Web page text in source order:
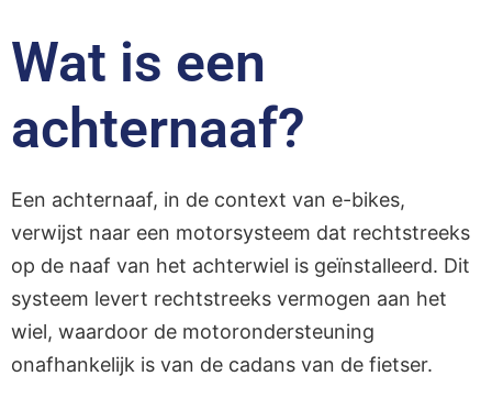
Wat is een
achternaaf?
Een achternaaf, in de context van e-bikes,
verwijst naar een motorsysteem dat rechtstreeks
op de naaf van het achterwiel is geïnstalleerd. Dit
systeem levert rechtstreeks vermogen aan het
wiel, waardoor de motorondersteuning
onafhankelijk is van de cadans van de fietser.